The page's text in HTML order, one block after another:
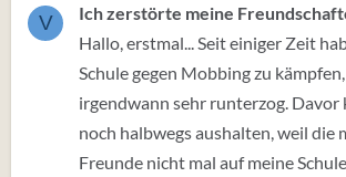
V
Ich zerstörte meine
Hallo, erstmal... Seit einiger Zeit
Schule gegen Mobbing zu
irgendwann sehr runterzog. Davor
noch halbwegs aushalten, weil die
Freunde nicht mal auf meine